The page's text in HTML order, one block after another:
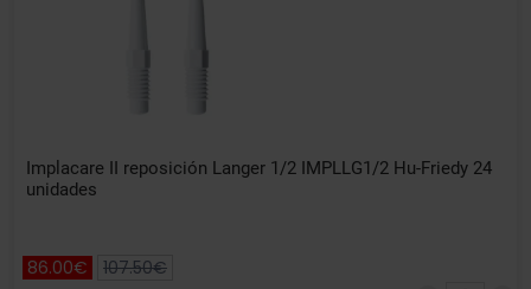
Implacare II reposición Langer 1/2 IMPLLG1/2 Hu-Friedy 24
unidades
86.00€ 107.50€